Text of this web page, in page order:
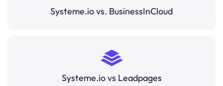
Systeme.io vs. BusinessInCloud
Systeme.io vs Leadpages